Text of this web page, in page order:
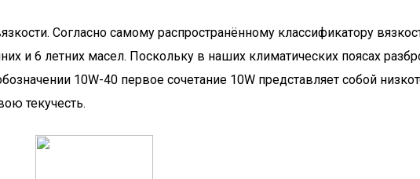
Согласно самому распространённому классификатору
и 6 летних масел. Поскольку в наших климатических поясах
10W-40 первое сочетание 10W представляет собой
текучесть.